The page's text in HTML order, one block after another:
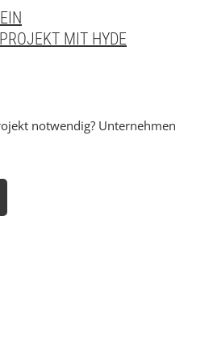
MIT HYDE
notwendig? Unternehmen